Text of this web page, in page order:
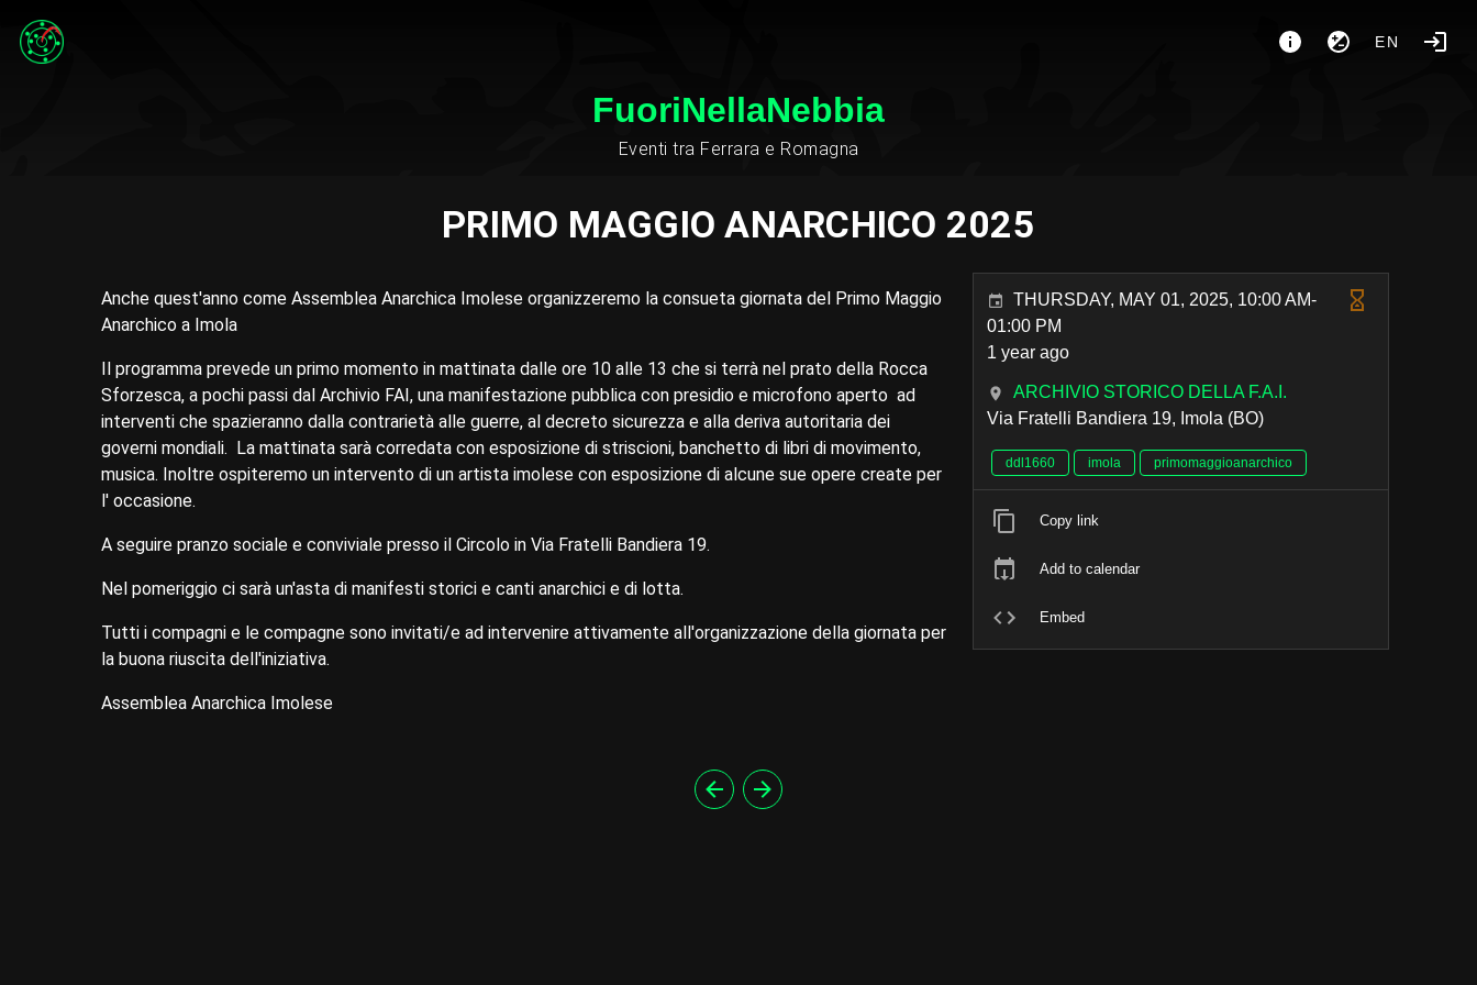
EN
FuoriNellaNebbia
Eventi tra Ferrara e Romagna
PRIMO MAGGIO ANARCHICO 2025
Anche quest'anno come Assemblea Anarchica Imolese organizzeremo la consueta giornata del Primo Maggio
Anarchico a Imola
Il programma prevede un primo momento in mattinata dalle ore 10 alle 13 che si terrà nel prato della Rocca
Sforzesca, a pochi passi dal Archivio FAI, una manifestazione pubblica con presidio e microfono aperto ad
interventi che spazieranno dalla contrarietà alle guerre, al decreto sicurezza e alla deriva autoritaria dei
governi mondiali. La mattinata sarà corredata con esposizione di striscioni, banchetto di libri di movimento,
musica. Inoltre ospiteremo un intervento di un artista imolese con esposizione di alcune sue opere create per
l' occasione.
A seguire pranzo sociale e conviviale presso il Circolo in Via Fratelli Bandiera 19.
Nel pomeriggio ci sarà un'asta di manifesti storici e canti anarchici e di lotta.
Tutti i compagni e le compagne sono invitati/e ad intervenire attivamente all'organizzazione della giornata per
la buona riuscita dell'iniziativa.
Assemblea Anarchica Imolese
THURSDAY, MAY 01, 2025, 10:00 AM-
01:00 PM
1 year ago
ARCHIVIO STORICO DELLA F.A.I.
Via Fratelli Bandiera 19, Imola (BO)
ddl1660 imola primomaggioanarchico
Copy link
Add to calendar
Embed